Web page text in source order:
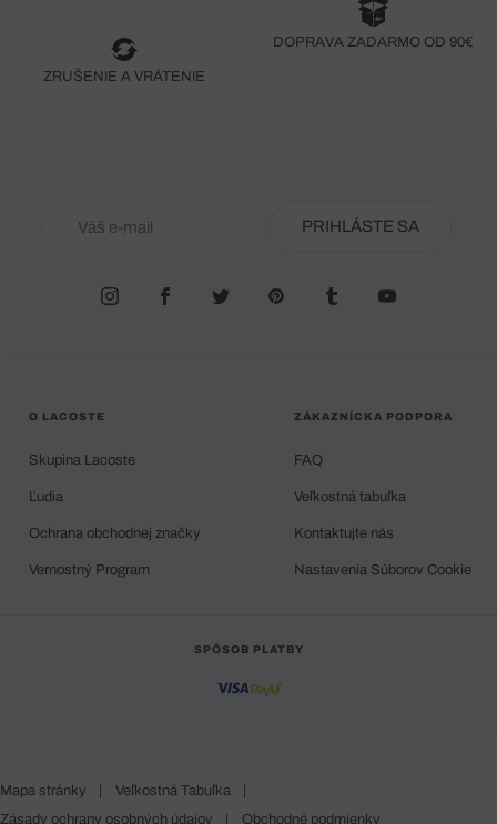
ZRUŠENIE A VRÁTENIE
DOPRAVA ZADARMO OD 90€
PRIHLÁSTE SA
O LACOSTE
Skupina Lacoste
Ľudia
Ochrana obchodnej značky
Vernostný Program
ZÁKAZNÍCKA PODPORA
FAQ
Veľkostná tabuľka
Kontaktujte nás
Nastavenia Súborov Cookie
SPÔSOB PLATBY
Mapa stránky | Veľkostná Tabuľka
|
Zásady ochrany osobných údajov
| Obchodné podmienky